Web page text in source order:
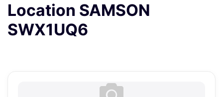
Blog
Nous
contacter
Location SAMSON
SWX1UQ6